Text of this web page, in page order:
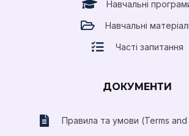
Навчальні
Навчальні
Часті запитання
ДОКУМЕНТИ
Правила та умови (Terms